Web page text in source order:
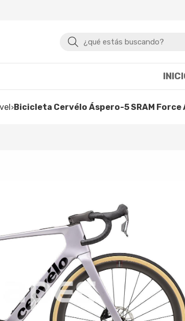
Buscar
Bicicleta Cervélo Áspero-5 SRAM Force